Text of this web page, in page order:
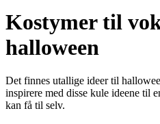
Kostymer til
halloween
Det finnes utallige ideer til
inspirere med disse kule ideene til
kan få til selv.